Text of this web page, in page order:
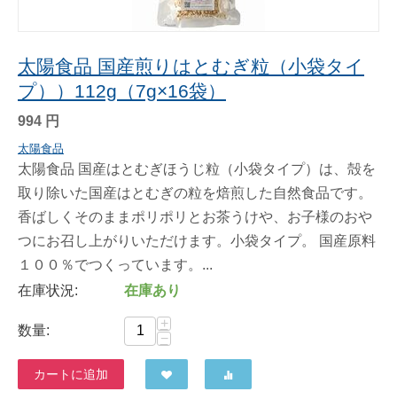
太陽食品 国産煎りはとむぎ粒（小袋タイ
プ））112g（7g×16袋）
994 円
太陽食品
太陽食品 国産はとむぎほうじ粒（小袋タイプ）は、殻を
取り除いた国産はとむぎの粒を焙煎した自然食品です。
香ばしくそのままポリポリとお茶うけや、お子様のおや
つにお召し上がりいただけます。小袋タイプ。 国産原料
１００％でつくっています。...
在庫状況:
在庫あり
数量:
+
−
カートに追加